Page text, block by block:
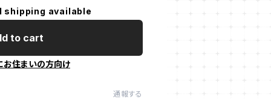
shipping available
to cart
お住まいの方向け
通報する